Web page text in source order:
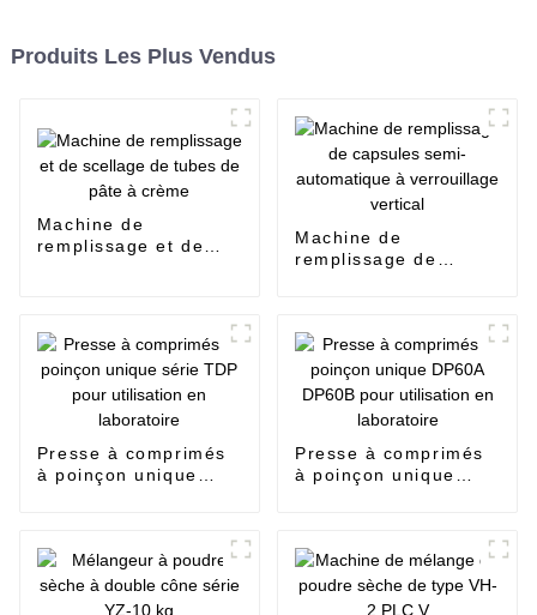
Produits Les Plus Vendus
Machine de
remplissage et de
Machine de
remplissage de
Presse à comprimés
à poinçon unique
Presse à comprimés
à poinçon unique